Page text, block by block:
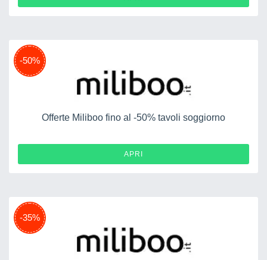
-50%
Offerte Miliboo fino al -50% tavoli soggiorno
APRI
-35%